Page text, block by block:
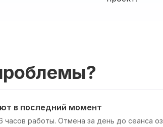
в последний момент
часов работы. Отмена за день до сеанса